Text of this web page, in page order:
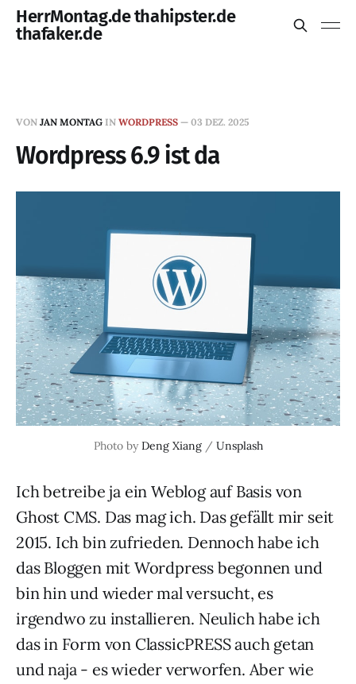
HerrMontag.de thahipster.de
thafaker.de
VON JAN MONTAG IN WORDPRESS — 03 DEZ. 2025
Wordpress 6.9 ist da
Photo by Deng Xiang / Unsplash
Ich betreibe ja ein Weblog auf Basis von
Ghost CMS. Das mag ich. Das gefällt mir seit
2015. Ich bin zufrieden. Dennoch habe ich
das Bloggen mit Wordpress begonnen und
bin hin und wieder mal versucht, es
irgendwo zu installieren. Neulich habe ich
das in Form von ClassicPRESS auch getan
und naja - es wieder verworfen. Aber wie